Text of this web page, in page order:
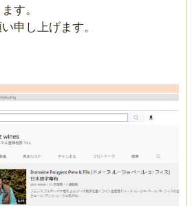
ます。
い申し上げます。